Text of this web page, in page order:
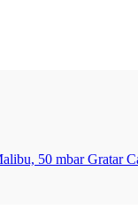
Gratar